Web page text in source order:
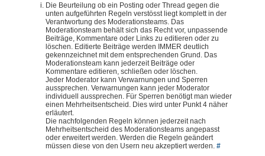
Die Beurteilung ob ein Posting oder Thread gegen die
unten aufgeführten Regeln verstösst liegt komplett in der
Verantwortung des Moderationsteams. Das
Moderationsteam behält sich das Recht vor, unpassende
Beiträge, Kommentare oder Links zu editieren oder zu
löschen. Editierte Beiträge werden IMMER deutlich
gekennzeichnet mit dem entsprechenden Grund. Das
Moderationsteam kann jederzeit Beiträge oder
Kommentare editieren, schließen oder löschen.
Jeder Moderator kann Verwarnungen und Sperren
aussprechen. Verwarnungen kann jeder Moderator
individuell aussprechen. Für Sperren benötigt man wieder
einen Mehrheitsentscheid. Dies wird unter Punkt 4 näher
erläutert.
Die nachfolgenden Regeln können jederzeit nach
Mehrheitsentscheid des Moderationsteams angepasst
oder erweitert werden. Werden die Regeln geändert
müssen diese von den Usern neu akzeptiert werden. #